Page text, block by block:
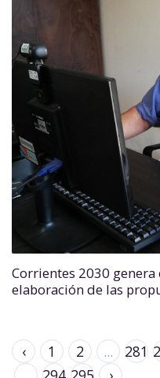
Corrientes 2030
elaboración de las
‹ 1 2 ... 281